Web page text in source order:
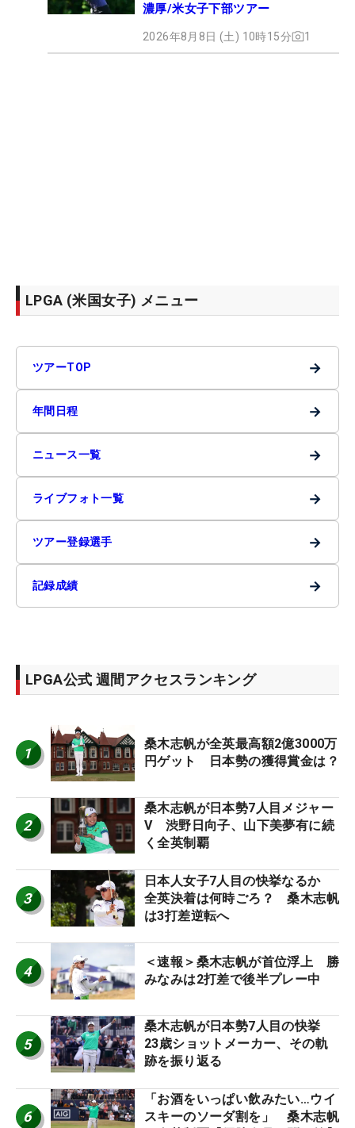
濃厚/米女子下部ツアー
2026年8月8日 (土) 10時15分 1
LPGA (米国女子) メニュー
ツアーTOP →
年間日程 →
ニュース一覧 →
ライブフォト一覧 →
ツアー登録選手 →
記録成績 →
LPGA公式 週間アクセスランキング
1
桑木志帆が全英最高額2億3000万
円ゲット 日本勢の獲得賞金は？
2
桑木志帆が日本勢7人目メジャー
V 渋野日向子、山下美夢有に続
く全英制覇
3
日本人女子7人目の快挙なるか
全英決着は何時ごろ？ 桑木志帆
は3打差逆転へ
4
＜速報＞桑木志帆が首位浮上 勝
みなみは2打差で後半プレー中
5
桑木志帆が日本勢7人目の快挙
23歳ショットメーカー、その軌
跡を振り返る
6
「お酒をいっぱい飲みたい…ウイ
スキーのソーダ割を」 桑木志帆